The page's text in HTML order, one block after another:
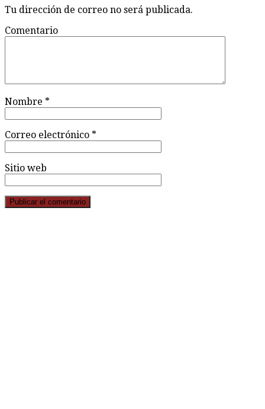
Tu dirección de correo no será publicada.
Comentario
Nombre *
Correo electrónico *
Sitio web